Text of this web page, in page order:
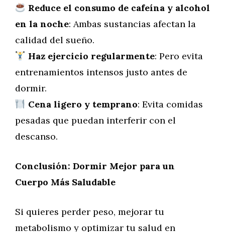
Reduce el consumo de cafeína y alcohol
en la noche: Ambas sustancias afectan la
calidad del sueño.
Haz ejercicio regularmente: Pero evita
entrenamientos intensos justo antes de
dormir.
Cena ligero y temprano: Evita comidas
pesadas que puedan interferir con el
descanso.
Conclusión: Dormir Mejor para un
Cuerpo Más Saludable
Si quieres perder peso, mejorar tu
metabolismo y optimizar tu salud en